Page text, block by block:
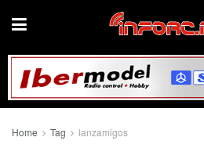
Home Tag lanzamigos